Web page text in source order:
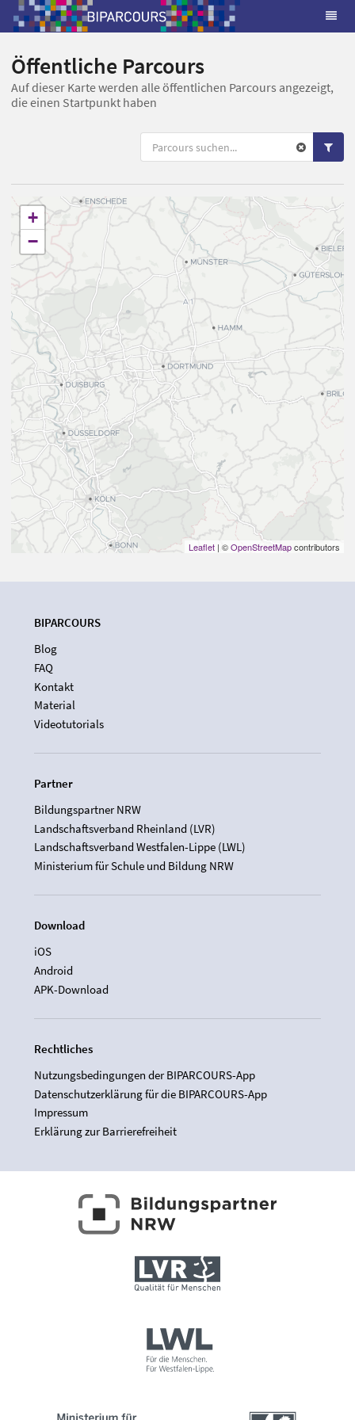
Öffentliche Parcours
Auf dieser Karte werden alle öffentlichen Parcours angezeigt,
die einen Startpunkt haben
+
−
Leaflet | ©OpenStreetMapcontributors
BIPARCOURS
Blog
FAQ
Kontakt
Material
Videotutorials
Partner
Bildungspartner NRW
Landschaftsverband Rheinland (LVR)
Landschaftsverband Westfalen-Lippe (LWL)
Ministerium für Schule und Bildung NRW
Download
iOS
Android
APK-Download
Rechtliches
Nutzungsbedingungen der BIPARCOURS-App
Datenschutzerklärung für die BIPARCOURS-App
Impressum
Erklärung zur Barrierefreiheit